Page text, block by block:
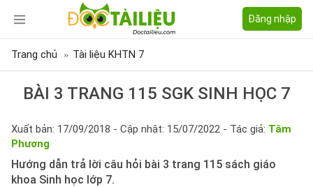
Đăng nhập
Trang chủ Tài liệu KHTN 7
BÀI 3 TRANG 115 SGK SINH HỌC 7
Xuất bản: 17/09/2018 - Cập nhật: 15/07/2022 - Tác giả: Tâm
Phương
Hướng dẫn trả lời câu hỏi bài 3 trang 115 sách giáo
khoa Sinh học lớp 7.